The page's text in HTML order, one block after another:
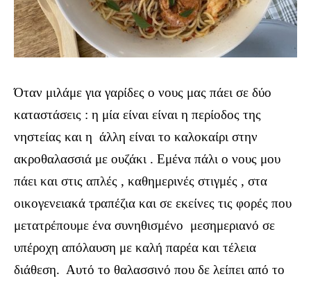
Όταν μιλάμε για γαρίδες ο νους μας πάει σε δύο
καταστάσεις : η μία είναι είναι η περίοδος της
νηστείας και η άλλη είναι το καλοκαίρι στην
ακροθαλασσιά με ουζάκι . Εμένα πάλι ο νους μου
πάει και στις απλές , καθημερινές στιγμές , στα
οικογενειακά τραπέζια και σε εκείνες τις φορές που
μετατρέπουμε ένα συνηθισμένο μεσημεριανό σε
υπέροχη απόλαυση με καλή παρέα και τέλεια
διάθεση. Αυτό το θαλασσινό που δε λείπει από το